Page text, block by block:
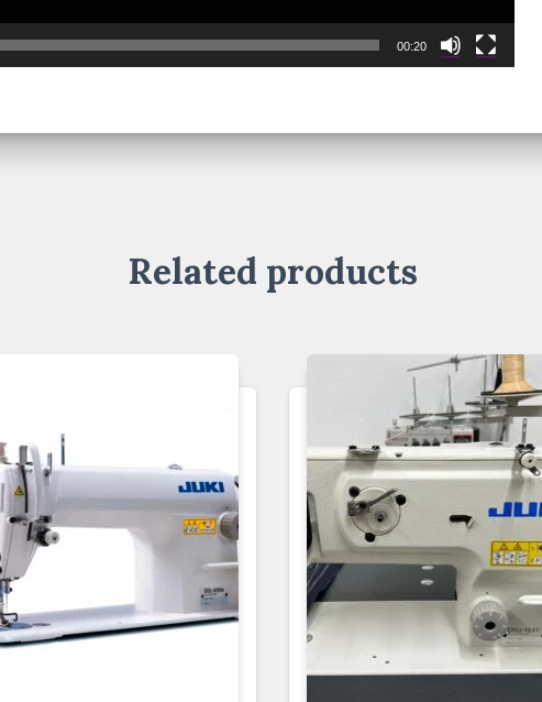
00:20
Related products